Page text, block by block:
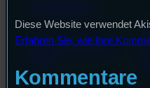
Cookie-Richtlinie
Diese Website verwendet
Erfahren Sie, wie Ihre
Kommentare